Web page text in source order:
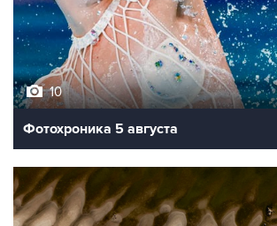
10
Фотохроника 5 августа